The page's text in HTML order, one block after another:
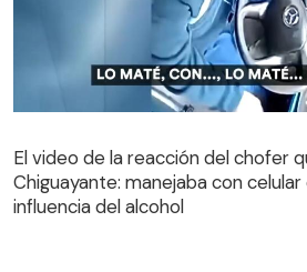
Chiguayante: manejaba con
influencia del alcohol
El video de la reacción del chofer
Chiguayante: manejaba con
influencia del alcohol